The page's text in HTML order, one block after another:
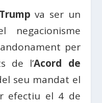
va ser un
negacionisme
per
de l’Acord de
seu mandat el
efectiu el 4 de